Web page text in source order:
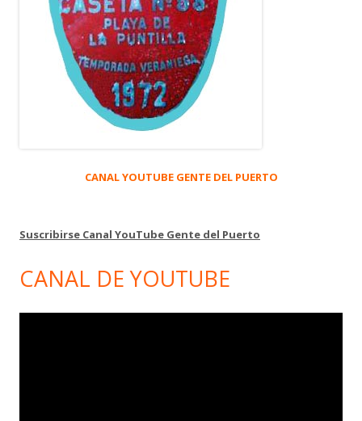
CANAL YOUTUBE GENTE DEL PUERTO
Suscribirse Canal YouTube Gente del Puerto
CANAL DE YOUTUBE